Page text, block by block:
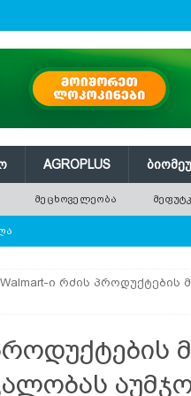
AGROPLUS
ᲛᲔᲪᲮᲝᲕᲔᲚᲔᲝᲑᲐ
პროგნოზირებენ ᲐᲒᲠᲝ
Walmart-ი რძის პროდუქტების